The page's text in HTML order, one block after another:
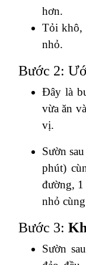
hơn.
Tỏi khô,
nhỏ.
Bước 2:
Đây là
vừa ăn
vị.
Sườn
phút)
đường,
nhỏ
Bước 3:
Sườn